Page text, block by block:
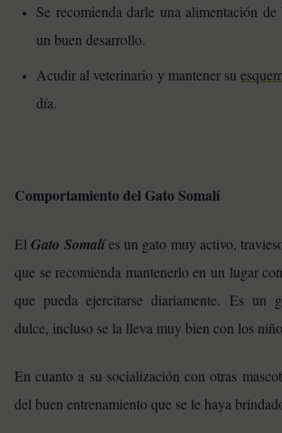
Se recomienda darle una alimentación de
un buen desarrollo.
Acudir al veterinario y mantener su
día.
Comportamiento del Gato Somalí
ElGato Somalíes un gato muy activo,
que se recomienda mantenerlo en un lugar
que pueda ejercitarse diariamente. Es un
dulce, incluso se la lleva muy bien con los
En cuanto a su socialización con otras
del buen entrenamiento que se le haya